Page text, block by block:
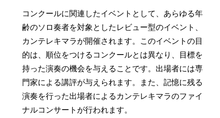
コンクールに関連したイベントとして、あらゆる年
齢のソロ奏者を対象としたレビュー型のイベント、
カンテレキマラが開催されます。このイベントの目
的は、順位をつけるコンクールとは異なり、目標を
持った演奏の機会を与えることです。出場者には専
門家による講評が与えられます。また、記憶に残る
演奏を行った出場者によるカンテレキマラのファイ
ナルコンサートが行われます。